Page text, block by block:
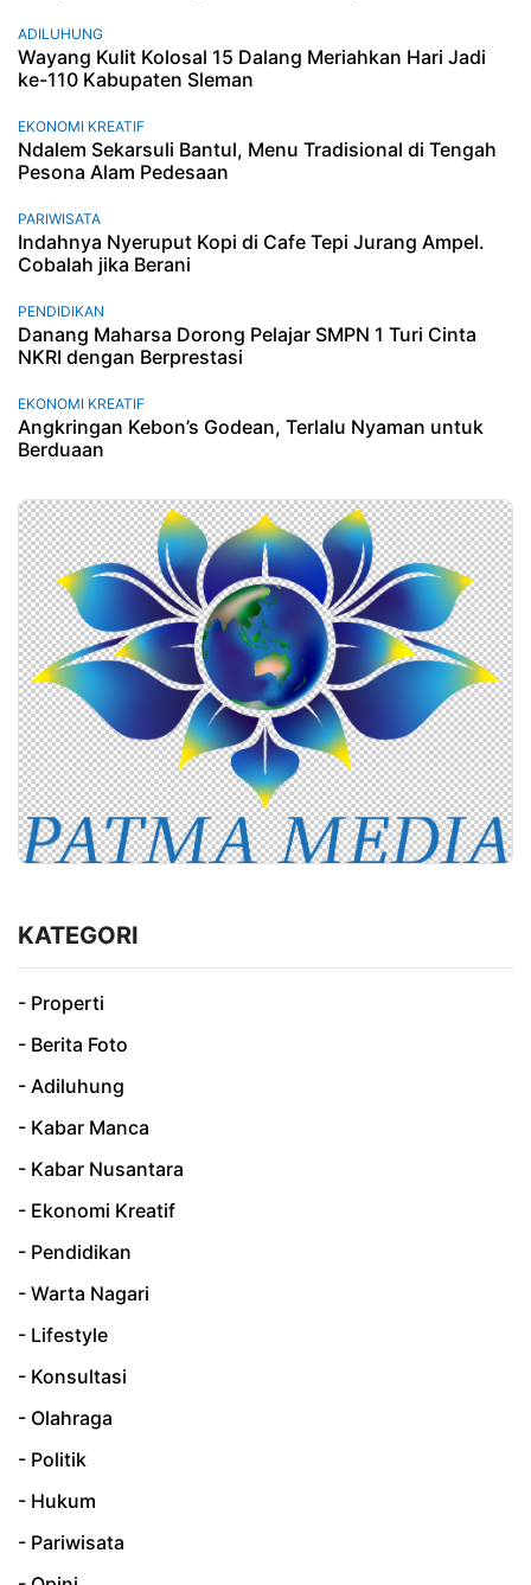
ADILUHUNG
Wayang Kulit Kolosal 15 Dalang Meriahkan Hari Jadi
ke-110 Kabupaten Sleman
EKONOMI KREATIF
Ndalem Sekarsuli Bantul, Menu Tradisional di Tengah
Pesona Alam Pedesaan
PARIWISATA
Indahnya Nyeruput Kopi di Cafe Tepi Jurang Ampel.
Cobalah jika Berani
PENDIDIKAN
Danang Maharsa Dorong Pelajar SMPN 1 Turi Cinta
NKRI dengan Berprestasi
EKONOMI KREATIF
Angkringan Kebon’s Godean, Terlalu Nyaman untuk
Berduaan
KATEGORI
- Properti
- Berita Foto
- Adiluhung
- Kabar Manca
- Kabar Nusantara
- Ekonomi Kreatif
- Pendidikan
- Warta Nagari
- Lifestyle
- Konsultasi
- Olahraga
- Politik
- Hukum
- Pariwisata